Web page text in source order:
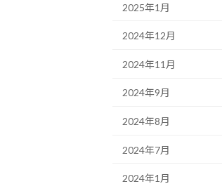
2025年1月
2024年12月
2024年11月
2024年9月
2024年8月
2024年7月
2024年1月